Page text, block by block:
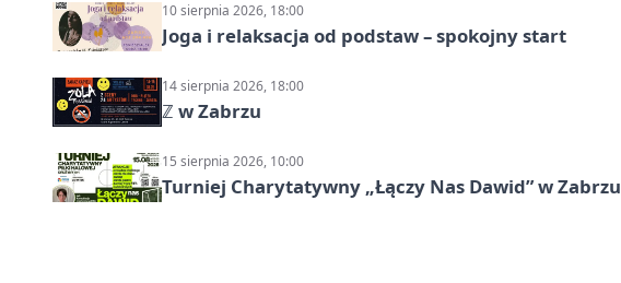
10 sierpnia 2026, 18:00
Joga i relaksacja od podstaw – spokojny start
14 sierpnia 2026, 18:00
ℤ w Zabrzu
15 sierpnia 2026, 10:00
Turniej Charytatywny „Łączy Nas Dawid” w Zabrzu